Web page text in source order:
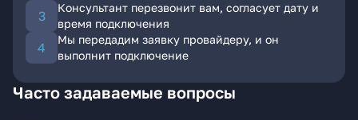
Консультант перезвонит вам, согласует дату и
время подключения
Мы передадим заявку провайдеру, и он
выполнит подключение
Часто задаваемые вопросы